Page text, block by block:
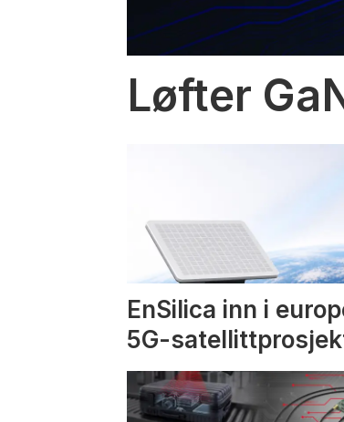
Løfter
EnSilica inn i
5G-